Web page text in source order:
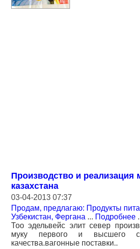
Производство и реализация
казахстана
03-04-2013 07:37
Продам, предлагаю: Продукты
Узбекистан, Фергана ... Подробнее
Тоо эдельвейс элит север
муку первого и высшего
качества.вагонные поставки..